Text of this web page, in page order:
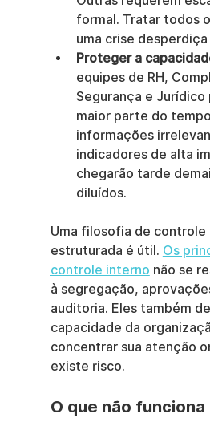
formal. Tratar todos
uma crise
Proteger a
equipes de RH,
Segurança e Jurídico
maior parte do
informações
indicadores de alta
chegarão tarde
diluídos.
Uma filosofia de controle
estruturada é útil. Os
controle interno não se
à segregação,
auditoria. Eles também
capacidade da
concentrar sua atenção
existe risco.
O que não funciona